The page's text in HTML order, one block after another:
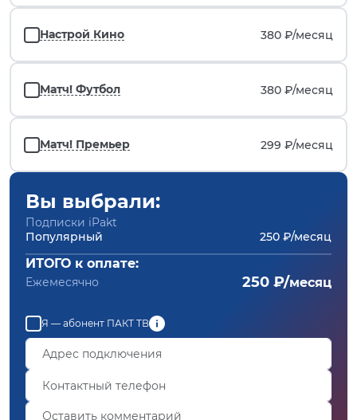
Настрой Кино 380 ₽/месяц
Матч! Футбол 380 ₽/месяц
Матч! Премьер 299 ₽/месяц
Вы выбрали:
Подписки iPakt
Популярный
250 ₽/месяц
ИТОГО к оплате:
Ежемесячно 250 ₽/месяц
Я — абонент ПАКТ ТВ